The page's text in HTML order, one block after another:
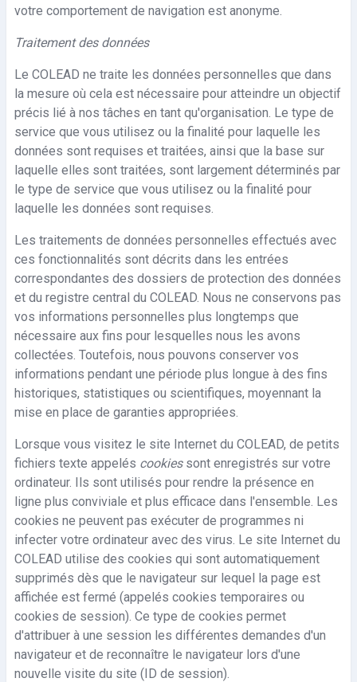
votre comportement de navigation est anonyme.
Traitement des données
Le COLEAD ne traite les données personnelles que dans
la mesure où cela est nécessaire pour atteindre un objectif
précis lié à nos tâches en tant qu'organisation. Le type de
service que vous utilisez ou la finalité pour laquelle les
données sont requises et traitées, ainsi que la base sur
laquelle elles sont traitées, sont largement déterminés par
le type de service que vous utilisez ou la finalité pour
laquelle les données sont requises.
Les traitements de données personnelles effectués avec
ces fonctionnalités sont décrits dans les entrées
correspondantes des dossiers de protection des données
et du registre central du COLEAD. Nous ne conservons pas
vos informations personnelles plus longtemps que
nécessaire aux fins pour lesquelles nous les avons
collectées. Toutefois, nous pouvons conserver vos
informations pendant une période plus longue à des fins
historiques, statistiques ou scientifiques, moyennant la
mise en place de garanties appropriées.
Lorsque vous visitez le site Internet du COLEAD, de petits
fichiers texte appelés cookies sont enregistrés sur votre
ordinateur. Ils sont utilisés pour rendre la présence en
ligne plus conviviale et plus efficace dans l'ensemble. Les
cookies ne peuvent pas exécuter de programmes ni
infecter votre ordinateur avec des virus. Le site Internet du
COLEAD utilise des cookies qui sont automatiquement
supprimés dès que le navigateur sur lequel la page est
affichée est fermé (appelés cookies temporaires ou
cookies de session). Ce type de cookies permet
d'attribuer à une session les différentes demandes d'un
navigateur et de reconnaître le navigateur lors d'une
nouvelle visite du site (ID de session).